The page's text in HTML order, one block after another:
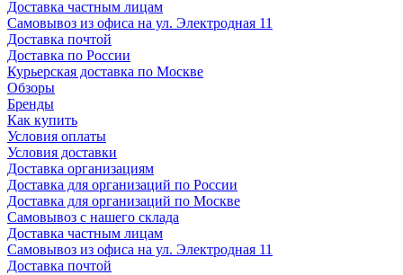
Доставка частным лицам
Самовывоз из офиса на ул. Электродная 11
Доставка почтой
Доставка по России
Курьерская доставка по Москве
Обзоры
Бренды
Как купить
Условия оплаты
Условия доставки
Доставка организациям
Доставка для организаций по России
Доставка для организаций по Москве
Самовывоз с нашего склада
Доставка частным лицам
Самовывоз из офиса на ул. Электродная 11
Доставка почтой